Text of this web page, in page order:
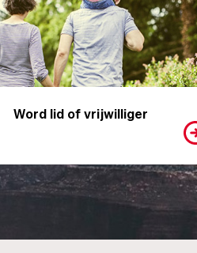
Word lid of vrijwilliger